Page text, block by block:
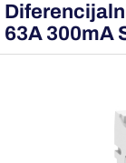
63A 300mA